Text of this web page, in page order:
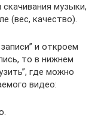
музыки,
(вес, качество).
и откроем
то в нижнем
где можно
видео: